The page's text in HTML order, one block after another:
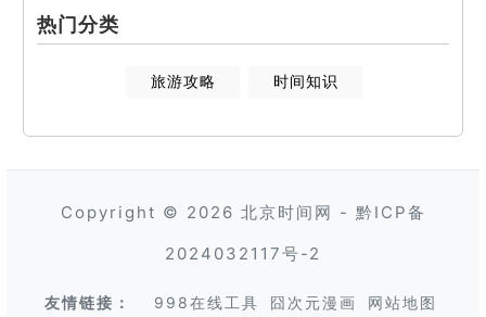
热门分类
旅游攻略 时间知识
Copyright © 2026 北京时间网 - 黔ICP备
2024032117号-2
友情链接： 998在线工具 囧次元漫画 网站地图